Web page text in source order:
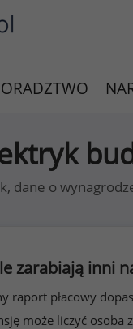
dane o
zarabiają inni
raport płacowy
może liczyć